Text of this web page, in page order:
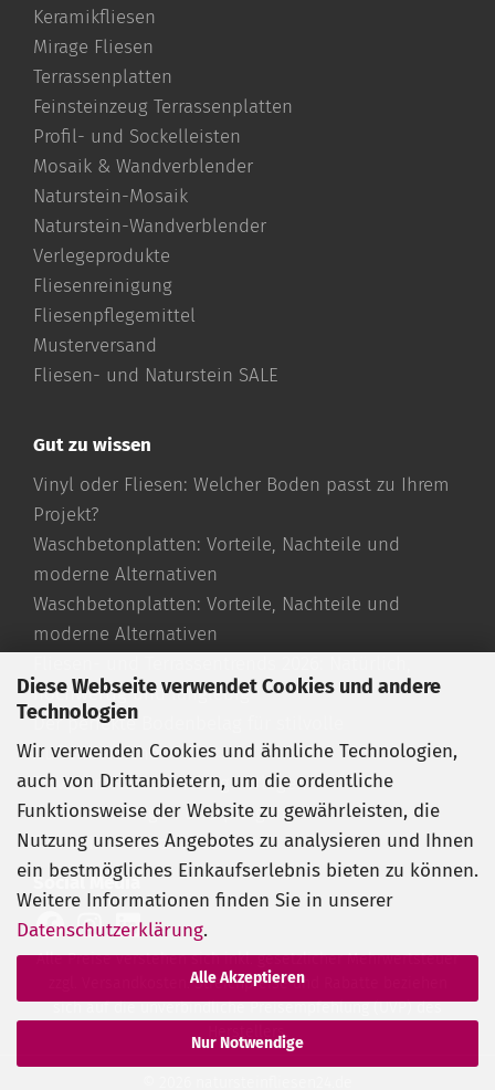
Diese Webseite verwendet Cookies und andere
Technologien
Wir verwenden Cookies und ähnliche Technologien,
auch von Drittanbietern, um die ordentliche
Funktionsweise der Website zu gewährleisten, die
Nutzung unseres Angebotes zu analysieren und Ihnen
ein bestmögliches Einkaufserlebnis bieten zu können.
Weitere Informationen finden Sie in unserer
Datenschutzerklärung.
Alle Akzeptieren
Nur Notwendige
Keramikfliesen
Mirage Fliesen
Terrassenplatten
Feinsteinzeug Terrassenplatten
Profil- und Sockelleisten
Mosaik & Wandverblender
Naturstein-Mosaik
Naturstein-Wandverblender
Verlegeprodukte
Fliesenreinigung
Fliesenpflegemittel
Musterversand
Fliesen- und Naturstein SALE
Gut zu wissen
Vinyl oder Fliesen: Welcher Boden passt zu Ihrem
Projekt?
Waschbetonplatten: Vorteile, Nachteile und
moderne Alternativen
Waschbetonplatten: Vorteile, Nachteile und
moderne Alternativen
hochwertig und langlebig
Der perfekte Bodenbelag für stilvolle
Außenbereiche
Travertin Fliesen richtig verlegen
Travertin reinigen und pflegen
Travertin römischer Verband
Social Media
Alle Preise verstehen sich inkl. gesetzlicher Mehrwertsteuer
zzgl. Versandkosten. Streichpreise und Rabatte beziehen
sich auf die unverbindliche Preisempfehlung (UVP) des
Herstellers.